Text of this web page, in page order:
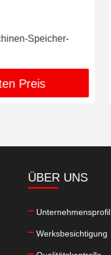
Speicher-
Preis
ÜBER UNS
Unternehmensprofil
Werksbesichtigung